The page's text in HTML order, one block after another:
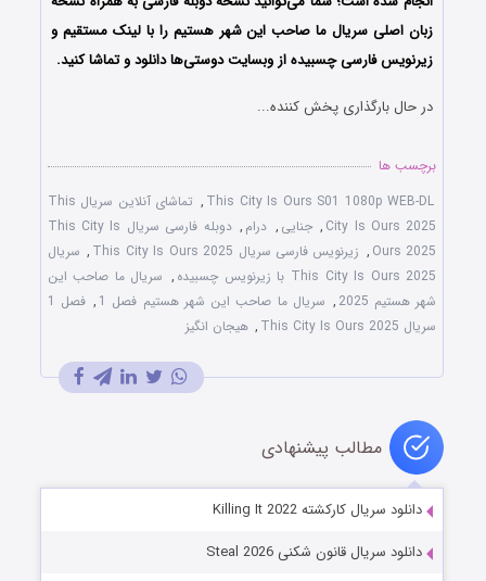
زبان اصلی سریال ما صاحب این شهر هستیم را با لینک مستقیم و
زیرنویس فارسی چسبیده از وبسایت دوستی‌ها دانلود و تماشا کنید.
در حال بارگذاری پخش کننده...
برچسب ها
This City Is Ours S01 1080p WEB-DL
,
تماشای آنلاین سریال This
City Is Ours 2025
, جنایی , درام ,
دوبله فارسی سریال This City Is
Ours 2025
, زیرنویس فارسی سریال This City Is Ours 2025 , سریال
This City Is Ours 2025 با زیرنویس چسبیده
, سریال ما صاحب این
شهر هستیم 2025
, سریال ما صاحب این شهر هستیم فصل 1 ,
فصل 1
سریال This City Is Ours 2025
, هیجان انگیز
مطالب پیشنهادی
دانلود سریال کارکشته Killing It 2022
دانلود سریال قانون شکنی Steal 2026